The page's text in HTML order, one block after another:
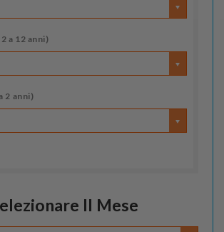
a 12 anni)
2 anni)
Il Mese